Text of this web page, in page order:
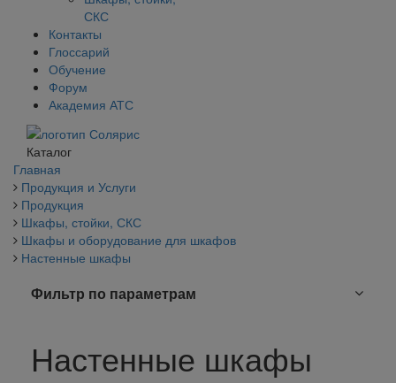
СКС
Контакты
Глоссарий
Обучение
Форум
Академия АТС
Каталог
Главная
Продукция и Услуги
Продукция
Шкафы, стойки, СКС
Шкафы и оборудование для шкафов
Настенные шкафы
Фильтр по параметрам
Настенные шкафы